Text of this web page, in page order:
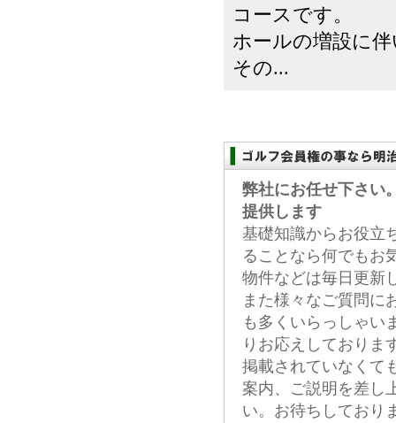
コースです。
ホールの増設に
その...
弊社にお任せ下さい
提供します
基礎知識からお役立
ることなら何でもお
物件などは毎日更新
また様々なご質問に
も多くいらっしゃい
りお応えしておりま
掲載されていなくて
案内、ご説明を差し
い。お待ちしており